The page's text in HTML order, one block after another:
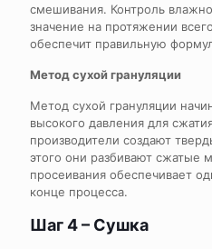
смешивания. Контроль
значение на протяжении
обеспечит правильную
Метод сухой грануляции
Метод сухой грануляции
высокого давления для
производители создают
этого они разбивают сжатые
просеивания обеспечивает
конце процесса.
Шаг 4 – Сушка